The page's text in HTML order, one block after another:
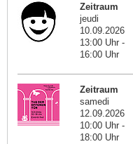
Zeitraum
jeudi
10.09.2026
13:00 Uhr -
16:00 Uhr
Zeitraum
samedi
12.09.2026
10:00 Uhr -
18:00 Uhr